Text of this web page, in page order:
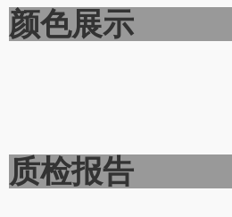
颜色
质检